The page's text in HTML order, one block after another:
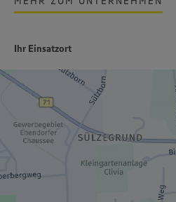
Ihr Einsatzort